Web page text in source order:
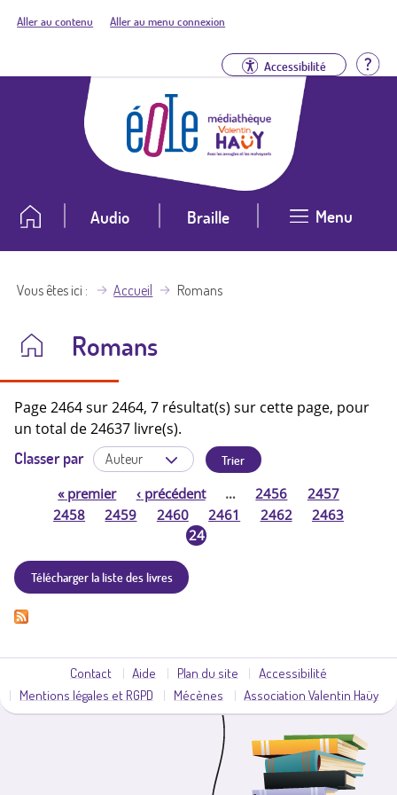
Aller au contenu Aller au menu connexion
Accessibilité
Audio Braille Menu
Vous êtes ici Accueil Romans
Romans
Page 2464 sur 2464, 7 résultat(s) sur cette page, pour
un total de 24637 livre(s).
Classer par
g
e
s
«premier ‹précédent … 2456
2457
2458
2459 2460 2461 2462
2463
24
Télécharger la liste des livres
Contact Aide Plan du site
Accessibilité
Mentions légales et RGPD
Mécènes Association Valentin Haüy